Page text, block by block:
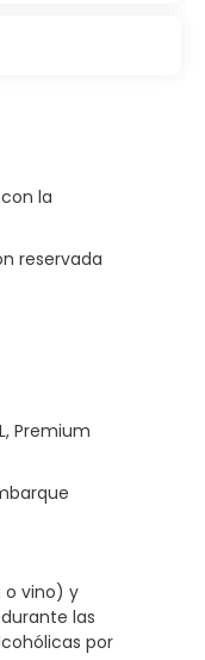
la
reservada
Premium
o vino) y
las
por